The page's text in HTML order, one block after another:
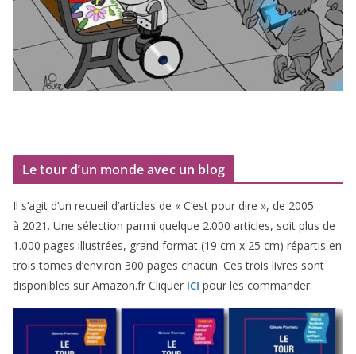
Le tour d’un monde avec un blog
Il s’agit d’un recueil d’ar­ticles de « C’est pour dire », de 2005
à 2021 . Une sélec­tion par­mi quelque 2.000 articles, soit plus de
1 .000 pages illus­trées, grand for­mat (19 cm x 25 cm) répar­tis en
trois tomes d’environ 300 pages cha­cun. Ces trois livres sont
dis­po­nibles sur Amazon​.fr Cliquer ICI pour les commander.